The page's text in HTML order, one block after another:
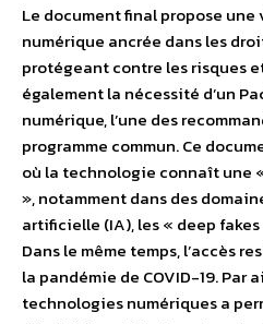
Le document final propose
numérique ancrée dans les
protégeant contre les risques
également la nécessité d’un
numérique, l’une des
programme commun. Ce
où la technologie connaît une
», notamment dans des
artificielle (IA), les « deep
Dans le même temps, l’accès
la pandémie de COVID-19. Par
technologies numériques a